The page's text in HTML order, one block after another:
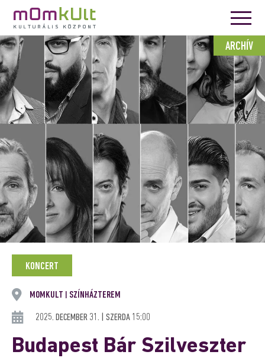
ARCHÍV
KONCERT
MOMKULT SZÍNHÁZTEREM
2025. DECEMBER 31. | SZERDA 15:00
Budapest Bár Szilveszter